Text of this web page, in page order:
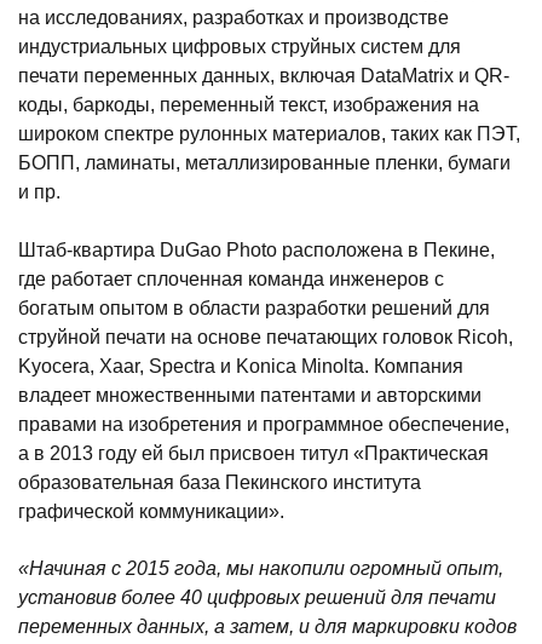
на исследованиях, разработках и производстве
индустриальных цифровых струйных систем для
печати переменных данных, включая DataMatrix и QR-
коды, баркоды, переменный текст, изображения на
широком спектре рулонных материалов, таких как ПЭТ,
БОПП, ламинаты, металлизированные пленки, бумаги
и пр.
Штаб-квартира DuGao Photo расположена в Пекине,
где работает сплоченная команда инженеров с
богатым опытом в области разработки решений для
струйной печати на основе печатающих головок Ricoh,
Kyocera, Xaar, Spectra и Konica Minolta. Компания
владеет множественными патентами и авторскими
правами на изобретения и программное обеспечение,
а в 2013 году ей был присвоен титул «Практическая
образовательная база Пекинского института
графической коммуникации».
«Начиная с 2015 года, мы накопили огромный опыт,
установив более 40 цифровых решений для печати
переменных данных, а затем, и для маркировки кодов